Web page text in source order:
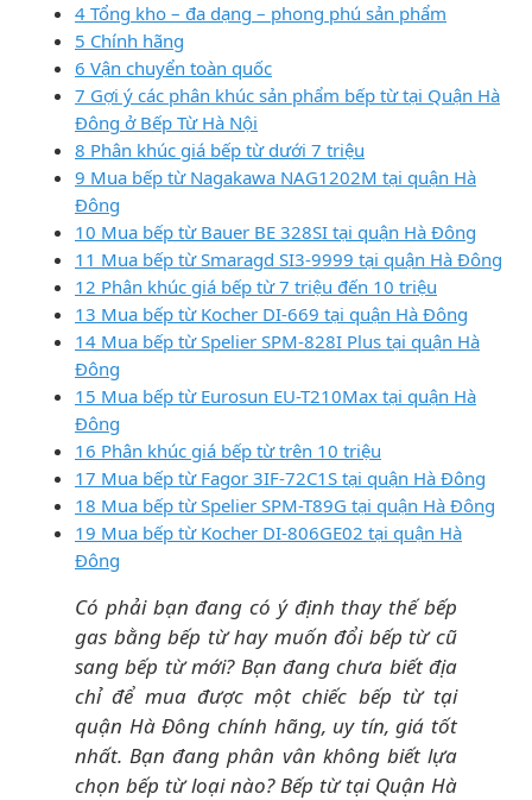
4 Tổng kho – đa dạng – phong phú sản phẩm
5 Chính hãng
6 Vận chuyển toàn quốc
7 Gợi ý các phân khúc sản phẩm bếp từ tại Quận Hà
Đông ở Bếp Từ Hà Nội
8 Phân khúc giá bếp từ dưới 7 triệu
9 Mua bếp từ Nagakawa NAG1202M tại quận Hà
Đông
10 Mua bếp từ Bauer BE 328SI tại quận Hà Đông
11 Mua bếp từ Smaragd SI3-9999 tại quận Hà Đông
12 Phân khúc giá bếp từ 7 triệu đến 10 triệu
13 Mua bếp từ Kocher DI-669 tại quận Hà Đông
14 Mua bếp từ Spelier SPM-828I Plus tại quận Hà
Đông
15 Mua bếp từ Eurosun EU-T210Max tại quận Hà
Đông
16 Phân khúc giá bếp từ trên 10 triệu
17 Mua bếp từ Fagor 3IF-72C1S tại quận Hà Đông
18 Mua bếp từ Spelier SPM-T89G tại quận Hà Đông
19 Mua bếp từ Kocher DI-806GE02 tại quận Hà
Đông
Có phải bạn đang có ý định thay thế bếp
gas bằng bếp từ hay muốn đổi bếp từ cũ
sang bếp từ mới? Bạn đang chưa biết địa
chỉ để mua được một chiếc bếp từ tại
quận Hà Đông chính hãng, uy tín, giá tốt
nhất. Bạn đang phân vân không biết lựa
chọn bếp từ loại nào? Bếp từ tại Quận Hà